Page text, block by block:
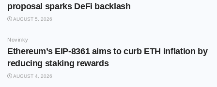
proposal sparks DeFi backlash
AUGUST 5, 2026
Novinky
Ethereum’s EIP-8361 aims to curb ETH inflation by
reducing staking rewards
AUGUST 4, 2026